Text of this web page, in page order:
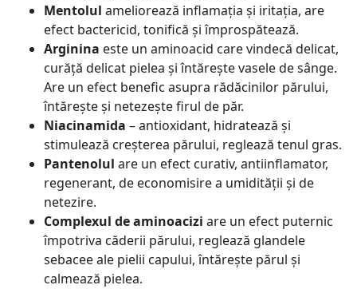
Mentolul ameliorează inflamația și iritația, are
efect bactericid, tonifică și împrospătează.
Arginina este un aminoacid care vindecă delicat,
curăță delicat pielea și întărește vasele de sânge.
Are un efect benefic asupra rădăcinilor părului,
întărește și netezește firul de păr.
Niacinamida – antioxidant, hidratează și
stimulează creșterea părului, reglează tenul gras.
Pantenolul are un efect curativ, antiinflamator,
regenerant, de economisire a umidității și de
netezire.
Complexul de aminoacizi are un efect puternic
împotriva căderii părului, reglează glandele
sebacee ale pielii capului, întărește părul și
calmează pielea.